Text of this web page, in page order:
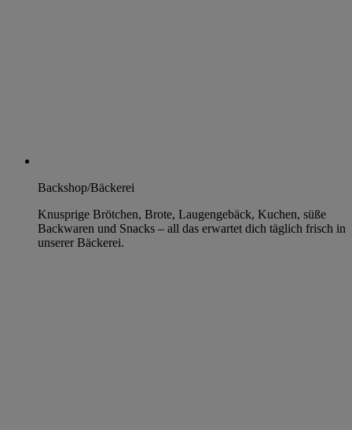
Backshop/Bäckerei
Knusprige Brötchen, Brote, Laugengebäck, Kuchen, süße
Backwaren und Snacks – all das erwartet dich täglich frisch in
unserer Bäckerei.